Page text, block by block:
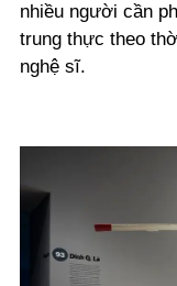
nhiều người cần
trung thực theo
nghệ sĩ.